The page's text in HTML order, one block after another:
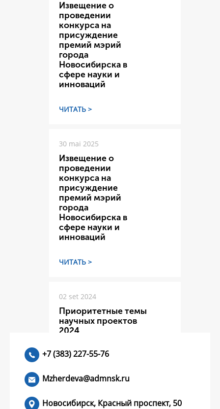
Извещение о
проведении
конкурса на
присуждение
премий мэрий
города
Новосибирска в
сфере науки и
инноваций
ЧИТАТЬ >
30 mai 2025
Извещение о
проведении
конкурса на
присуждение
премий мэрий
города
Новосибирска в
сфере науки и
инноваций
ЧИТАТЬ >
02 set 2024
Приоритетные темы
научных проектов
2024
ЧИТАТЬ >
+7 (383) 227-55-76
Mzherdeva@admnsk.ru
Новосибирск, Красный проспект, 50